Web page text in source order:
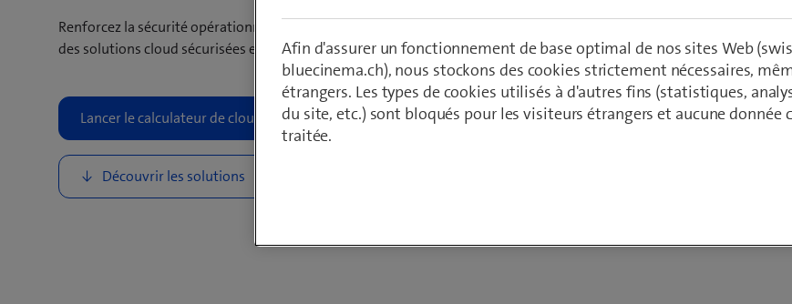
Renforcez la sécurité opérationnelle et gagnez en flexibilité grâce à
des solutions cloud sécurisées et intégrées dans le modèle de service.Afin d'assurer un fonctionnement de base optimal de nos sites Web
bluecinema.ch), nous stockons des cookies strictement nécessaires,
étrangers. Les types de cookies utilisés à d'autres fins (statistiques,
du site, etc.) sont bloqués pour les visiteurs étrangers et aucune donnée
traitée.